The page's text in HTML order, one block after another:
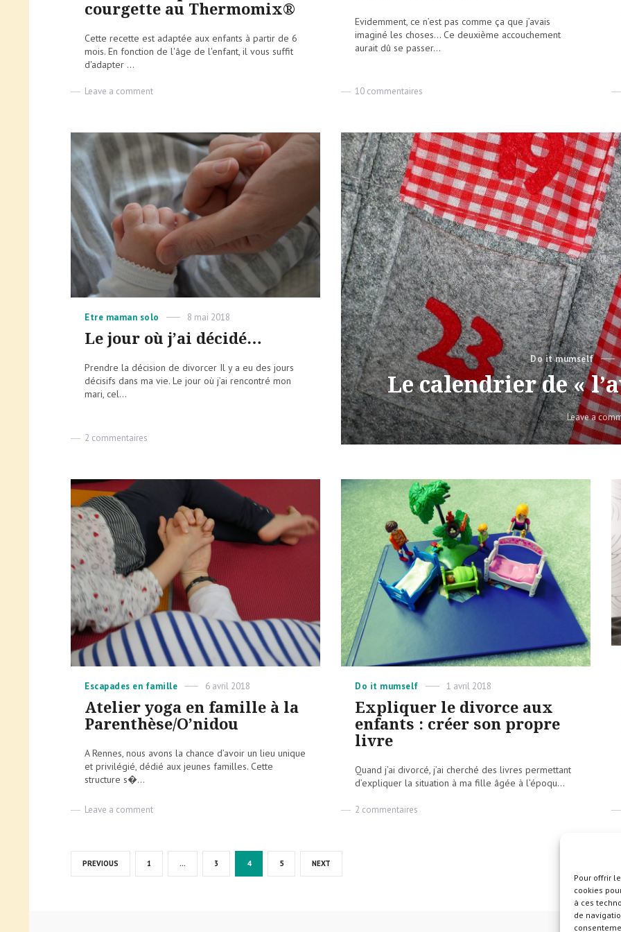
Pour offrir
cookies
à ces
de
courgette au Thermomix®
Cette recette est adaptée aux enfants à partir de 6
mois. En fonction de l'âge de l'enfant, il vous suffit
d'adapter ...
Leave a commenton
purée
carotte
courgette
au
Thermomix®
Evidemment, ce n’est pas comme ça que j’avais
imaginé les choses… Ce deuxième accouchement
aurait dû se passer...
10 commentaires
Categories
Etre maman solo
Posted
8 mai 2018
Le jour où j’ai décidé…
Prendre la décision de divorcer Il y a eu des jours
décisifs dans ma vie. Le jour où j’ai rencontré mon
mari, cel...
2 commentaires
Categories
Do it mumself
Le calendrier de «
Leave a
Categories
Escapades en famille
Posted
6 avril 2018
Atelier yoga en famille à la
Parenthèse/O’nidou
A Rennes, nous avons la chance d’avoir un lieu unique
et privilégié, dédié aux jeunes familles. Cette
structure s�...
Leave a commenton
Categories
Do it mumself
Posted
1 avril 2018
Expliquer le divorce aux
enfants : créer son propre
livre
Quand j’ai divorcé, j’ai cherché des livres permettant
d’expliquer la situation à ma fille âgée à l’époqu...
2 commentaires
Pagination
des
PREVIOUS PAGE
1 … PAGE
3 PAGE
4 PAGE
5 NEXT